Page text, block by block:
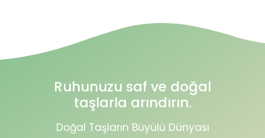
Ruhunuzu saf ve doğal
taşlarla arındırın.
Doğal Taşların Büyülü Dünyası